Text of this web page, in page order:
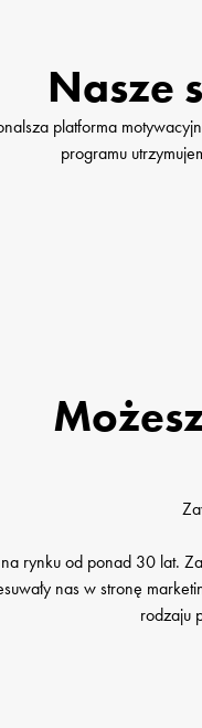
Nasze
platforma
programu
rynku od ponad 30 lat.
nas w stronę
rodzaju